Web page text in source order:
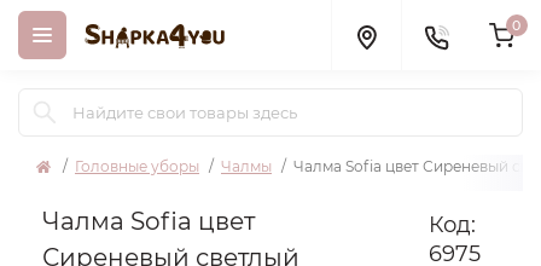
0
Головные уборы Чалмы Чалма Sofia цвет Сиреневый
Чалма Sofia цвет
Сиреневый светлый
Код:
6975